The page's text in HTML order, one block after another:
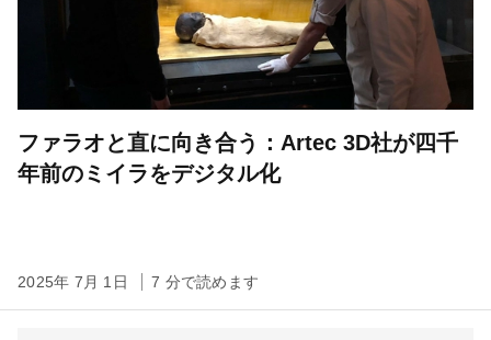
ファラオと直に向き合う：Artec 3D社が四千
年前のミイラをデジタル化
2025年 7月 1日 7 分で読めます